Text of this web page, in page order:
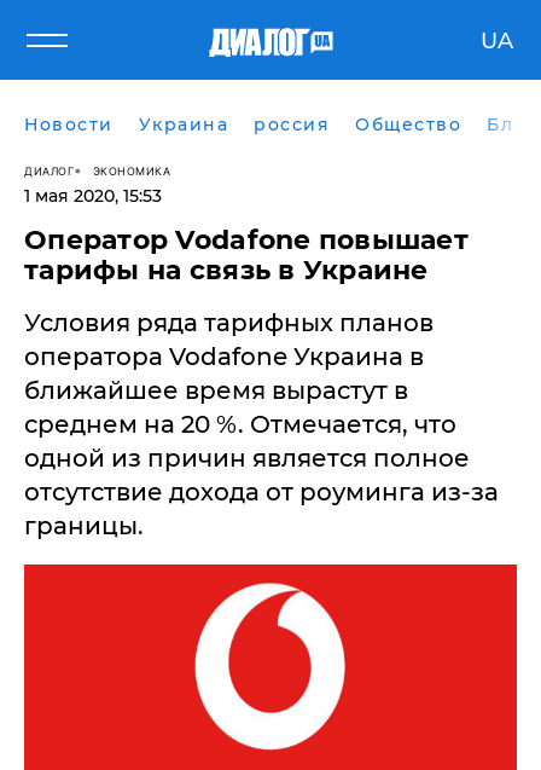
UA
Новости Украина россия Общество
ДИАЛОГ ЭКОНОМИКА
1 мая 2020, 15:53
Оператор Vodafone повышает
тарифы на связь в Украине
Условия ряда тарифных планов
оператора Vodafone Украина в
ближайшее время вырастут в
среднем на 20 %. Отмечается, что
одной из причин является полное
отсутствие дохода от роуминга из-за
границы.